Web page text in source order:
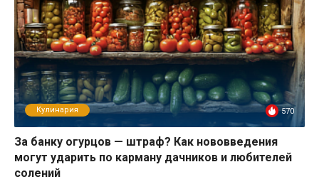
Кулинария 570
За банку огурцов — штраф? Как нововведения
могут ударить по карману дачников и любителей
солений